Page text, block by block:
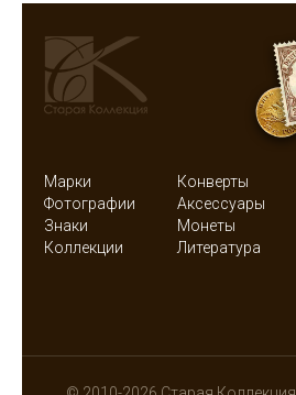
Марки Конверты
Фотографии
Аксессуары
Знаки
Монеты
Коллекции
Литература